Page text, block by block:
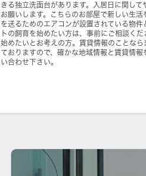
きる独立洗面台があります。入居日に関し
お願いします。こちらのお部屋で新しい生
を送るためのエアコンが設置されている物件
トの飼育を始めたい方は、事前にご相談く
始めたいとお考えの方。賃貸情報のことな
ておりますので、確かな地域情報と賃貸情
い合わせ下さい。